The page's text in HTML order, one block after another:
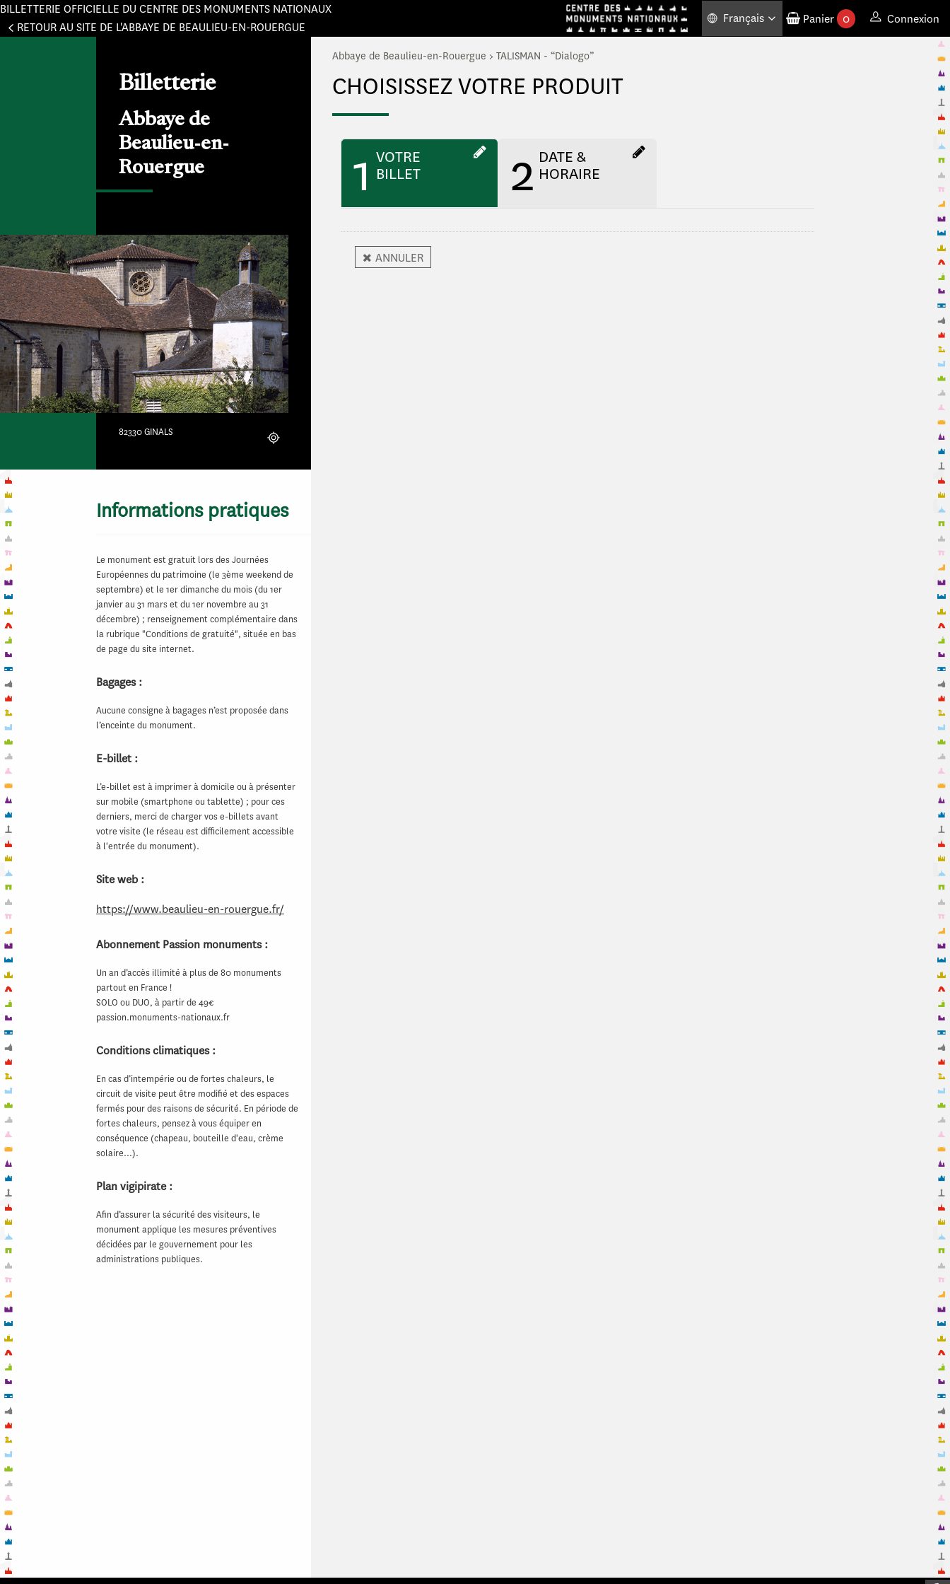
BILLETTERIE OFFICIELLE DU CENTRE DES MONUMENTS NATIONAUX
RETOUR AU SITE DE L'ABBAYE DE BEAULIEU-EN-ROUERGUE
Français Panier 0 Connexion
Billetterie
Abbaye de
Beaulieu-en-
Rouergue
82330 GINALS Localiser
Informations pratiques
Le monument est gratuit lors des Journées
Européennes du patrimoine (le 3ème weekend de
septembre) et le 1er dimanche du mois (du 1er
janvier au 31 mars et du 1er novembre au 31
décembre) ; renseignement complémentaire dans
la rubrique "Conditions de gratuité", située en bas
de page du site internet.
Bagages :
Aucune consigne à bagages n’est proposée dans
l’enceinte du monument.
E-billet :
L’e-billet est à imprimer à domicile ou à présenter
sur mobile (smartphone ou tablette) ; pour ces
derniers, merci de charger vos e-billets avant
votre visite (le réseau est difficilement accessible
à l'entrée du monument).
Site web :
https://www.beaulieu-en-rouergue.fr/
Abonnement Passion monuments :
Un an d’accès illimité à plus de 80 monuments
partout en France !
SOLO ou DUO, à partir de 49€
passion.monuments-nationaux.fr
Conditions climatiques :
En cas d’intempérie ou de fortes chaleurs, le
circuit de visite peut être modifié et des espaces
fermés pour des raisons de sécurité. En période de
fortes chaleurs, pensez à vous équiper en
conséquence (chapeau, bouteille d'eau, crème
solaire…).
Plan vigipirate :
Afin d’assurer la sécurité des visiteurs, le
monument applique les mesures préventives
décidées par le gouvernement pour les
administrations publiques.
Abbaye de Beaulieu-en-Rouergue > TALISMAN - “Dialogo”
CHOISISSEZ VOTRE PRODUIT
1 VOTRE
BILLET
2 DATE &
HORAIRE
ANNULER
Panneau de gestion des cookies